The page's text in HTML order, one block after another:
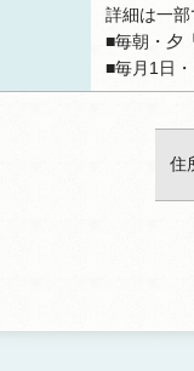
詳細は一部
■毎朝・夕
■毎月1日
住